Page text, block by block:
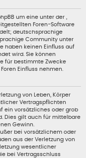
um eine unter der „
Foren-Software
deutschsprachige
Community unter
haben keinen Einfluss auf
wird. Sie können
für bestimmte Zwecke
Einfluss nehmen.
von Leben, Körper
Vertragspflichten
ein vorsätzliches oder grob
Dies gilt auch für mittelbare
Gewinn.
bei vorsätzlichem oder
aus der Verletzung von
wesentlicher
bei Vertragsschluss